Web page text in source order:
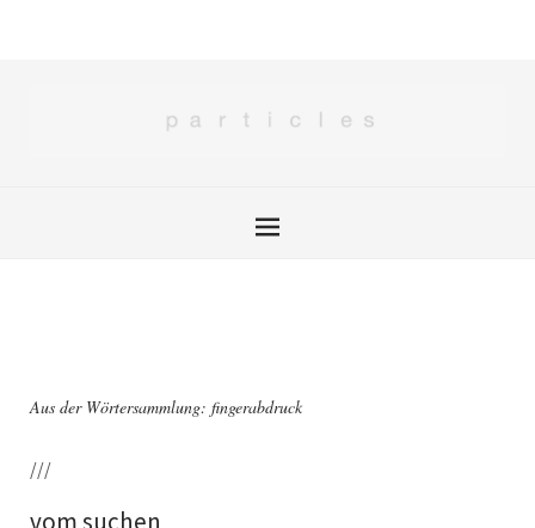
Aus der Wörtersammlung: fingerabdruck
///